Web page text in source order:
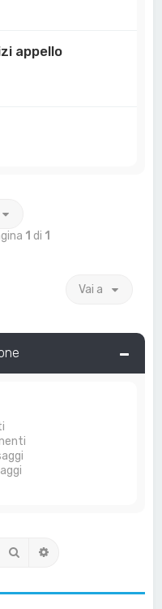
appello
1 di 1
Vai a
Cerca